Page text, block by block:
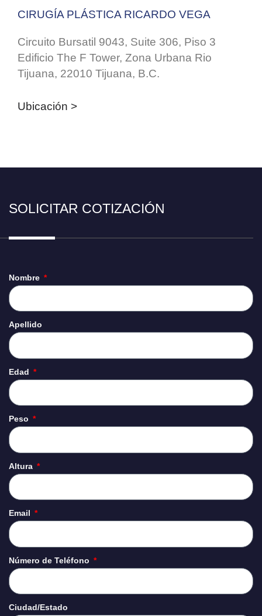
CIRUGÍA PLÁSTICA RICARDO VEGA
Circuito Bursatil 9043, Suite 306, Piso 3
Edificio The F Tower, Zona Urbana Rio
Tijuana, 22010 Tijuana, B.C.
Ubicación >
SOLICITAR COTIZACIÓN
Nombre
Apellido
Edad
Peso
Altura
Email
Número de Teléfono
Ciudad/Estado